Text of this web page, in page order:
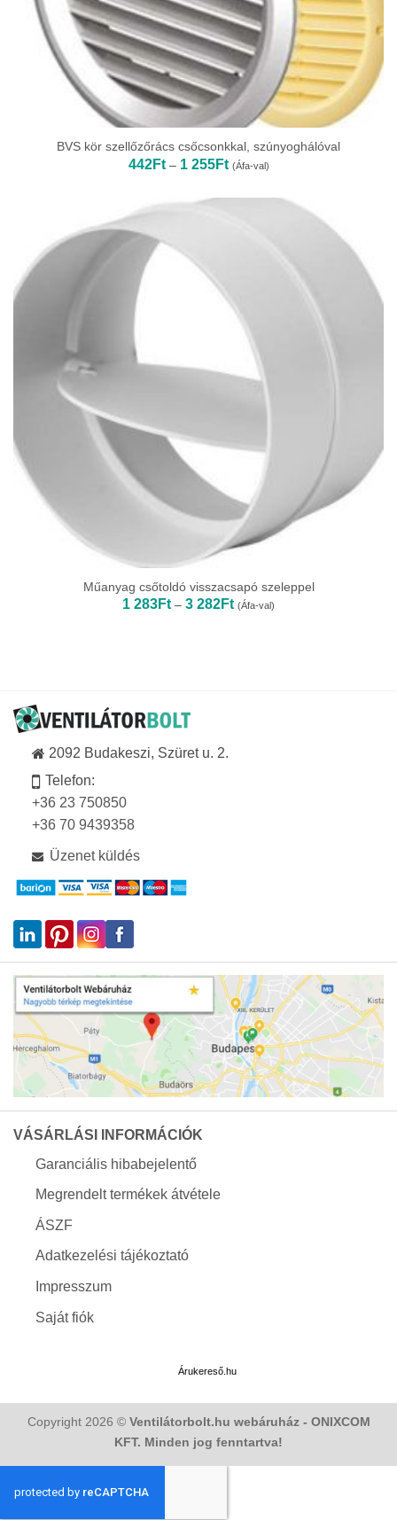
BVS kör szellőzőrács csőcsonkkal, szúnyoghálóval
442Ft – 1 255FtÁrtartomány:
442Ft
1
(Áfa-val)
Műanyag csőtoldó visszacsapó szeleppel
1 283Ft – 3 282FtÁrtartomány:
1
(Áfa-val)
2092 Budakeszi, Szüret u. 2.
Telefon:
+36 23 750850
+36 70 9439358
Üzenet küldés
VÁSÁRLÁSI INFORMÁCIÓK
Garanciális hibabejelentő
Megrendelt termékek átvétele
ÁSZF
Adatkezelési tájékoztató
Impresszum
Saját fiók
Árukereső.hu
Copyright 2026 © Ventilátorbolt.hu webáruház - ONIXCOM
KFT. Minden jog fenntartva!